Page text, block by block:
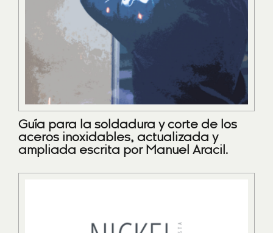
Guía para la soldadura y corte de los
aceros inoxidables, actualizada y
ampliada escrita por Manuel Aracil.